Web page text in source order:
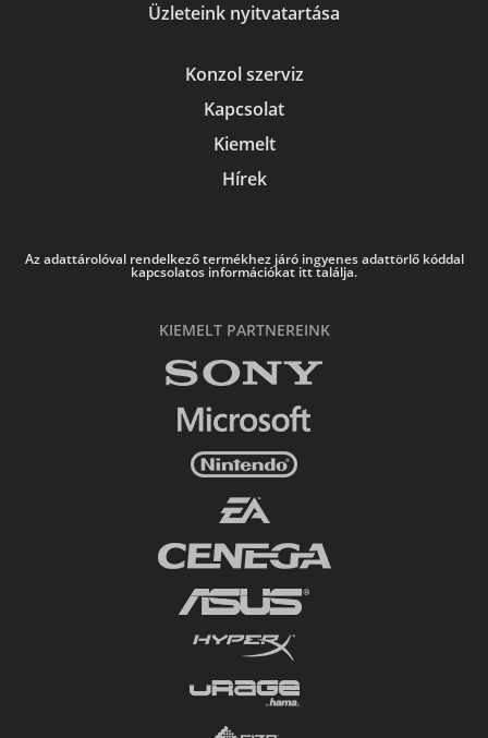
Üzleteink nyitvatartása
Konzol szerviz
Kapcsolat
Kiemelt
Hírek
Az adattárolóval rendelkező termékhez járó ingyenes adattörlő kóddal
kapcsolatos információkat itt találja.
KIEMELT PARTNEREINK